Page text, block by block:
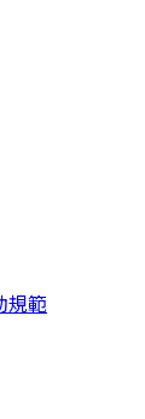
規範